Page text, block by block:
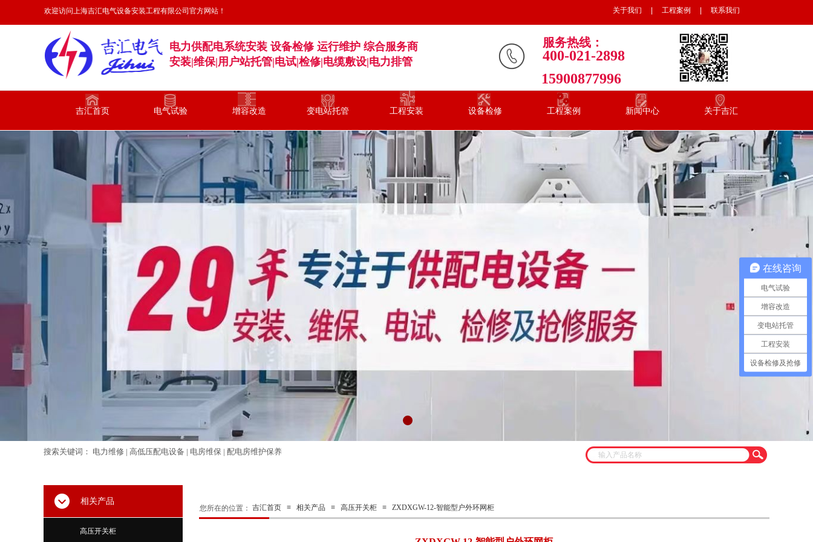
欢迎访问上海吉汇电气设备安装工程有限公司官方网站！ 关于我们 工程案例 联系我们
联系我们
工程案例
服务热线：
400-021-2898
电力供配电系统安装 设备检修 运行维护 综合服务商
安装|维保|用户站托管|电试|检修|电缆敷设|电力排管
15900877996
吉汇首页 电气试验 增容改造 变电站托管 工程安装 设备检修 工程案例 新闻中心 关于吉汇
搜索关键词： 电力维修 | 高低压配电设备 | 电房维保 | 配电房维护保养
相关产品
高压开关柜
吉汇首页 ≡ 相关产品 ≡ 高压开关柜 ≡ ZXDXGW-12-智能型户外环网柜
您所在的位置：
在线咨询
电气试验
增容改造
变电站托管
工程安装
设备检修及抢修